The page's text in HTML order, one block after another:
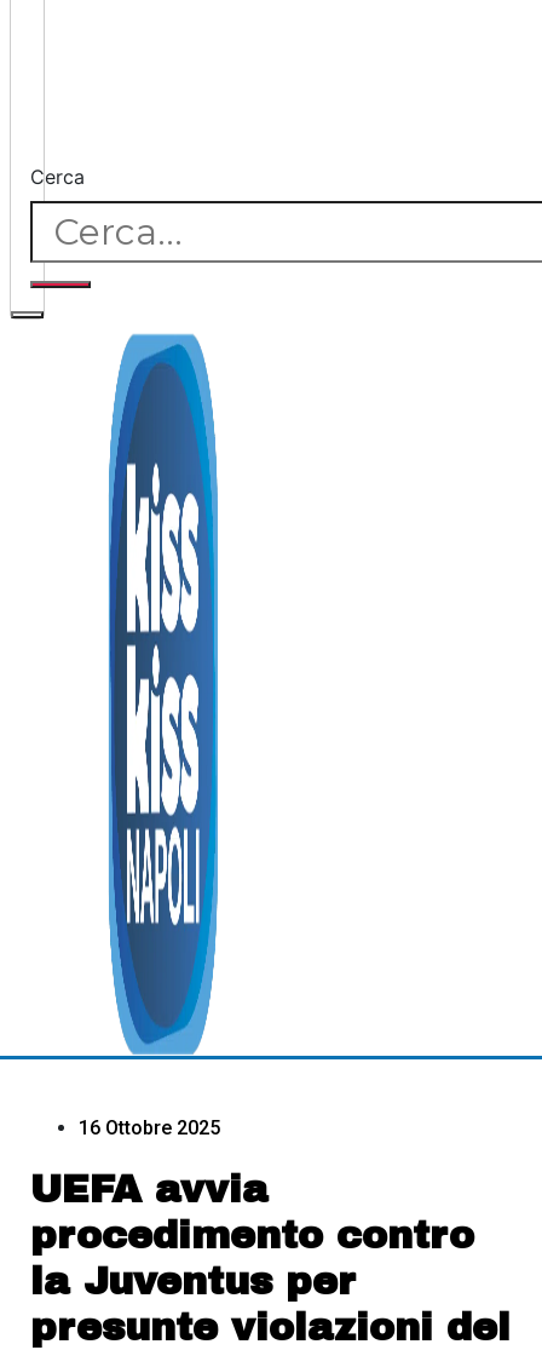
Cerca
16 Ottobre 2025
UEFA avvia
procedimento contro
la Juventus per
presunte violazioni del